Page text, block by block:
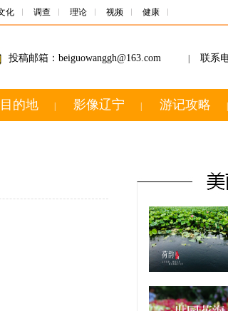
化 调查 理论 视频 健康
投稿邮箱：beiguowanggh@163.com 联系
的地 影像辽宁 游记攻略